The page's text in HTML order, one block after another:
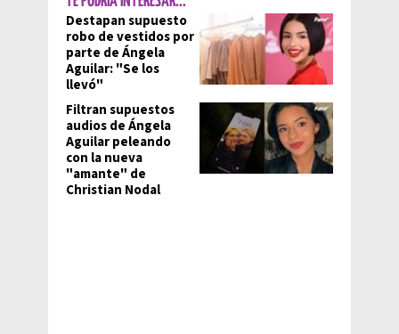
Destapan supuesto
robo de vestidos por
parte de Ángela
Aguilar: "Se los
llevó"
Filtran supuestos
audios de Ángela
Aguilar peleando
con la nueva
"amante" de
Christian Nodal